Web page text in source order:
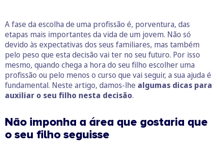
A fase da escolha de uma profissão é, porventura, das
etapas mais importantes da vida de um jovem. Não só
devido às expectativas dos seus familiares, mas também
pelo peso que esta decisão vai ter no seu futuro. Por isso
mesmo, quando chega a hora do seu filho escolher uma
profissão ou pelo menos o curso que vai seguir, a sua ajuda é
fundamental. Neste artigo, damos-lhe algumas dicas para
auxiliar o seu filho nesta decisão.
Não imponha a área que gostaria que
o seu filho seguisse